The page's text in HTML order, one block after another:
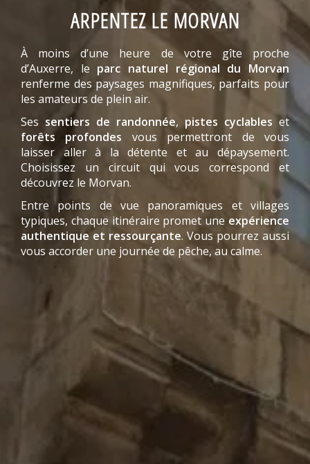
ARPENTEZ LE MORVAN
À moins d’une heure de votre gîte proche
d’Auxerre, le parc naturel régional du Morvan
renferme des paysages magnifiques, parfaits pour
les amateurs de plein air.
Ses sentiers de randonnée, pistes cyclables et
forêts profondes vous permettront de vous
laisser aller à la détente et au dépaysement.
Choisissez un circuit qui vous correspond et
découvrez le Morvan.
Entre points de vue panoramiques et villages
typiques, chaque itinéraire promet une expérience
authentique et ressourçante. Vous pourrez aussi
vous accorder une journée de pêche, au calme.